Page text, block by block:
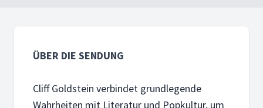
ÜBER DIE SENDUNG
Cliff Goldstein verbindet grundlegende
Wahrheiten mit Literatur und Popkultur, um